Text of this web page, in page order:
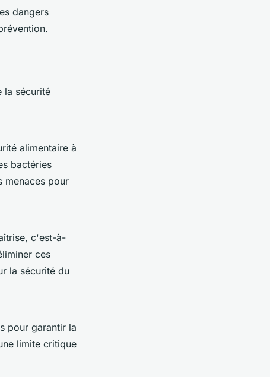
dangers
la sécurité
alimentaire à
bactéries
menaces pour
c'est-à-
ces
la sécurité du
pour garantir la
limite critique